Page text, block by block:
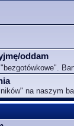
oddam
na naszym